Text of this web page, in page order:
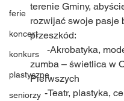
ferie
koncert
konkurs
plastyczne
seniorzy
terenie Gminy,
rozwijać swoje pasje
przeszkód:
zumba – świetlica w
Pierwszych
-Teatr, plastyka,